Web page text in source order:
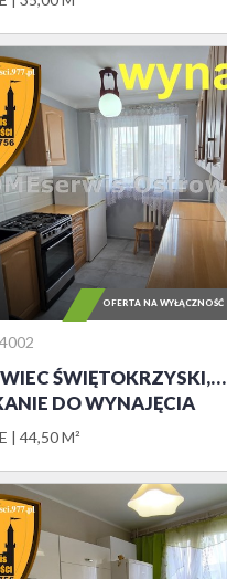
ŚWIĘTOKRZYSKI,…
DO WYNAJĘCIA
44,50 M²
OFERTA NA WYŁĄCZNOŚĆ